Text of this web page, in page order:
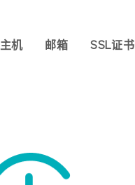
主机 邮箱 SSL证书